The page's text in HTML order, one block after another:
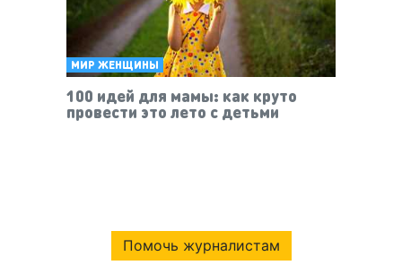
МИР ЖЕНЩИНЫ
100 идей для мамы: как круто
провести это лето с детьми
Помочь журналистам